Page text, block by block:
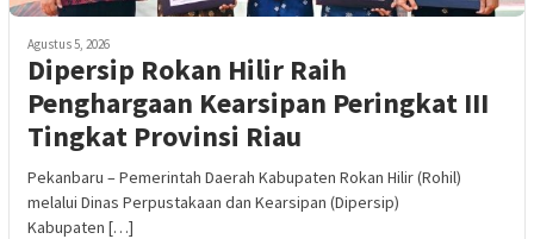
Agustus 5, 2026
Dipersip Rokan Hilir Raih
Penghargaan Kearsipan Peringkat III
Tingkat Provinsi Riau
Pekanbaru – Pemerintah Daerah Kabupaten Rokan Hilir (Rohil)
melalui Dinas Perpustakaan dan Kearsipan (Dipersip)
Kabupaten […]